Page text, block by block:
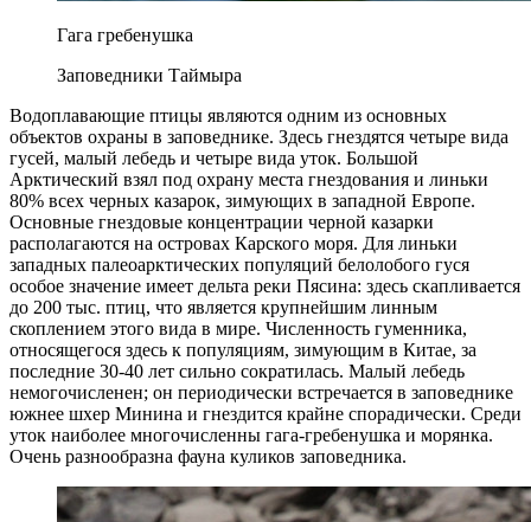
Гага гребенушка
Заповедники Таймыра
Водоплавающие птицы являются одним из основных
объектов охраны в заповеднике. Здесь гнездятся четыре вида
гусей, малый лебедь и четыре вида уток. Большой
Арктический взял под охрану места гнездования и линьки
80% всех черных казарок, зимующих в западной Европе.
Основные гнездовые концентрации черной казарки
располагаются на островах Карского моря. Для линьки
западных палеоарктических популяций белолобого гуся
особое значение имеет дельта реки Пясина: здесь скапливается
до 200 тыс. птиц, что является крупнейшим линным
скоплением этого вида в мире. Численность гуменника,
относящегося здесь к популяциям, зимующим в Китае, за
последние 30-40 лет сильно сократилась. Малый лебедь
немогочисленен; он периодически встречается в заповеднике
южнее шхер Минина и гнездится крайне спорадически. Среди
уток наиболее многочисленны гага-гребенушка и морянка.
Очень разнообразна фауна куликов заповедника.